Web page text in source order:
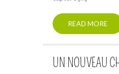
READ MORE
UN NOUVEAU